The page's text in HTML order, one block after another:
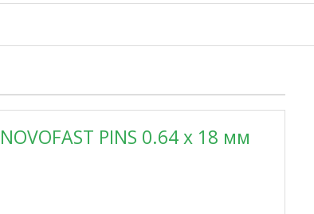
PINS 0.64 x 18 мм